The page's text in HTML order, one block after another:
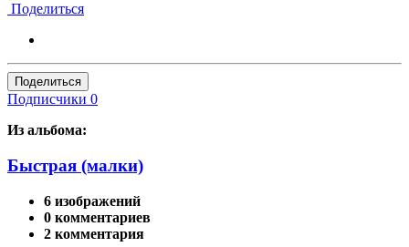
Поделиться
Поделиться
Подписчики 0
Из альбома:
Быстрая (малки)
6 изображений
0 комментариев
2 комментария